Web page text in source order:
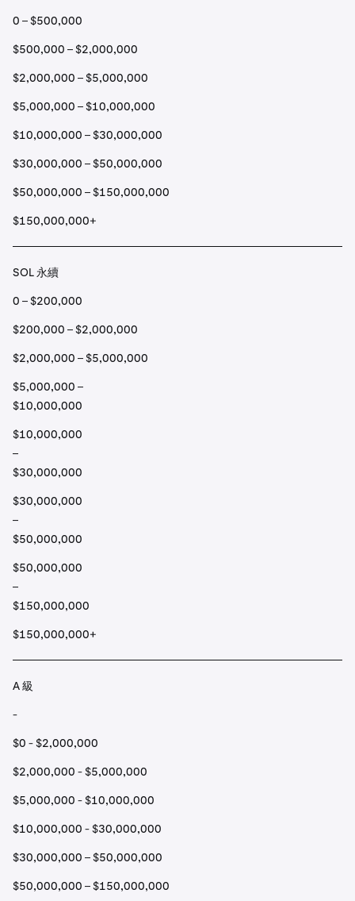
0 – $500,000
$500,000 – $2,000,000
$2,000,000 – $5,000,000
$5,000,000 – $10,000,000
$10,000,000 – $30,000,000
$30,000,000 – $50,000,000
$50,000,000 – $150,000,000
$150,000,000+
SOL 永續
0 – $200,000
$200,000 – $2,000,000
$2,000,000 – $5,000,000
$5,000,000 –
$10,000,000
$10,000,000
–
$30,000,000
$30,000,000
–
$50,000,000
$50,000,000
–
$150,000,000
$150,000,000+
A 級
-
$0 - $2,000,000
$2,000,000 - $5,000,000
$5,000,000 - $10,000,000
$10,000,000 - $30,000,000
$30,000,000 – $50,000,000
$50,000,000 – $150,000,000